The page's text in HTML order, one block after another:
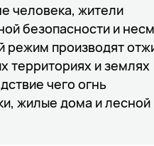
человека, жители
безопасности и
производят
территориях и землях
чего огнь
жилые дома и лесной